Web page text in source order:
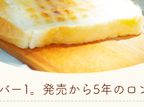
ー1。発売から5年のロ